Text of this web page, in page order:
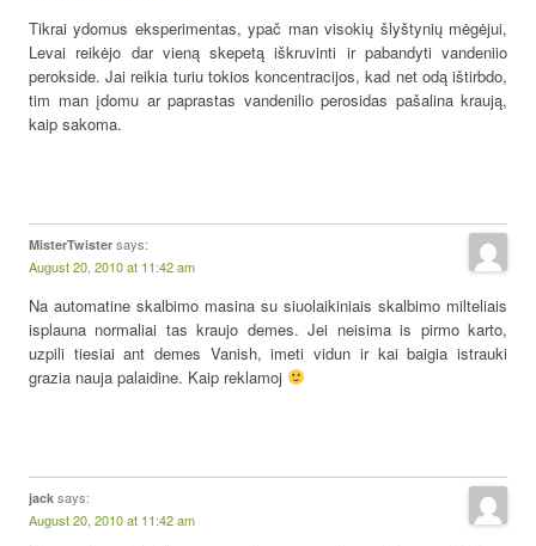
Tikrai ydomus eksperimentas, ypač man visokių šlyštynių mėgėjui,
Levai reikėjo dar vieną skepetą iškruvinti ir pabandyti vandeniio
perokside. Jai reikia turiu tokios koncentracijos, kad net odą ištirbdo,
tim man įdomu ar paprastas vandenilio perosidas pašalina kraują,
kaip sakoma.
MisterTwister says:
August 20, 2010 at 11:42 am
Na automatine skalbimo masina su siuolaikiniais skalbimo milteliais
isplauna normaliai tas kraujo demes. Jei neisima is pirmo karto,
uzpili tiesiai ant demes Vanish, imeti vidun ir kai baigia istrauki
grazia nauja palaidine. Kaip reklamoj
jack says:
August 20, 2010 at 11:42 am